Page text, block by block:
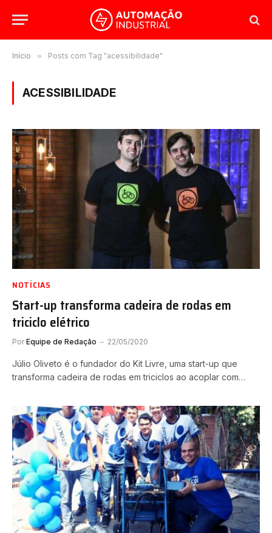
Início » Posts com Tag "acessibilidade"
ACESSIBILIDADE
NOTÍCIAS
Start-up transforma cadeira de rodas em
triciclo elétrico
Por Equipe de Redação 22/05/2020
Júlio Oliveto é o fundador do Kit Livre, uma start-up que
transforma cadeira de rodas em triciclos ao acoplar com…